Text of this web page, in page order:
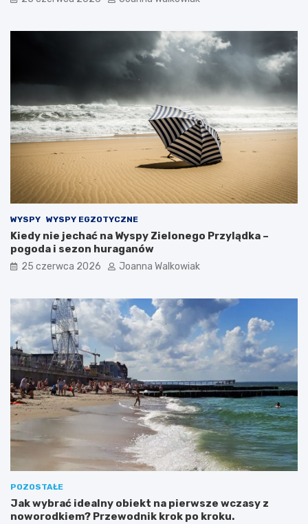
WYSPY WYSPY EGZOTYCZNE
Kiedy nie jechać na Wyspy Zielonego Przylądka –
pogoda i sezon huraganów
25 czerwca 2026 Joanna Walkowiak
POZOSTAŁE
Jak wybrać idealny obiekt na pierwsze wczasy z
noworodkiem? Przewodnik krok po kroku.